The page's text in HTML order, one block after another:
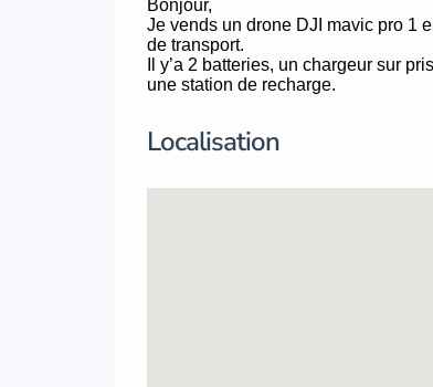
Bonjour,
Je vends un drone DJI mavic pro 1
de transport.
Il y’a 2 batteries, un chargeur sur
une station de recharge.
Localisation